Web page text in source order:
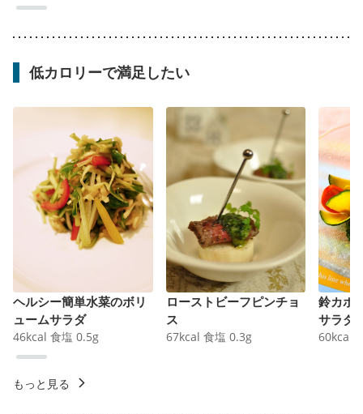
低カロリーで満足したい
ヘルシー簡単水菜のボリ
ュームサラダ
46kcal 食塩 0.5g
ローストビーフピンチョ
ス
67kcal 食塩 0.3g
鈴カボ
サラダ
60kcal
もっと見る